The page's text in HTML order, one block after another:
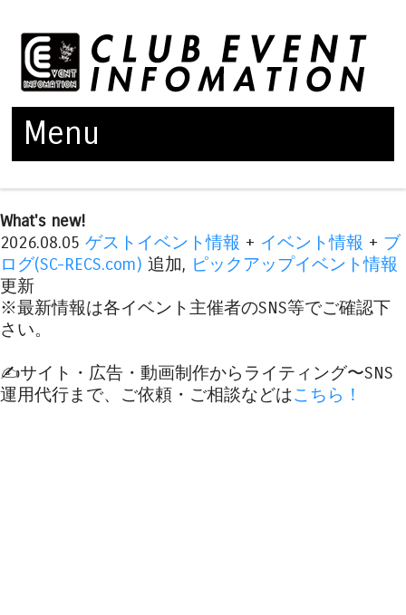
Menu
What's new!
2026.08.05 ゲストイベント情報 + イベント情報 + ブ
ログ(SC-RECS.com) 追加, ピックアップイベント情報
更新
※最新情報は各イベント主催者のSNS等でご確認下
さい。
✍️サイト・広告・動画制作からライティング〜SNS
運用代行まで、ご依頼・ご相談などはこちら！